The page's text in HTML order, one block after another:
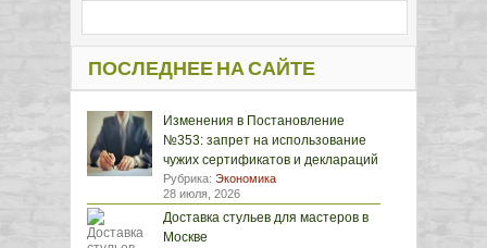
ПОСЛЕДНЕЕ НА САЙТЕ
Изменения в Постановление
№353: запрет на использование
чужих сертификатов и деклараций
Рубрика: Экономика
28 июля, 2026
Доставка стульев для мастеров в
Москве